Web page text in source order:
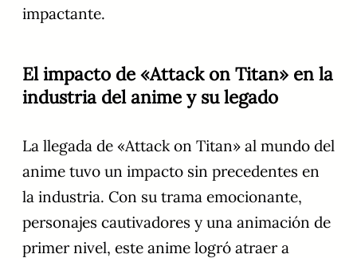
impactante.
El impacto de «Attack on Titan» en la
industria del anime y su legado
La llegada de «Attack on Titan» al mundo del
anime tuvo un impacto sin precedentes en
la industria. Con su trama emocionante,
personajes cautivadores y una animación de
primer nivel, este anime logró atraer a